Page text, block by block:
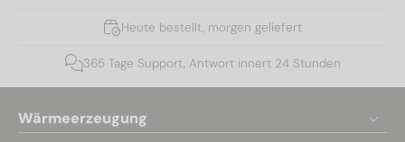
Heute bestellt, morgen geliefert
365 Tage Support, Antwort innert 24 Stunden
Wärmeerzeugung